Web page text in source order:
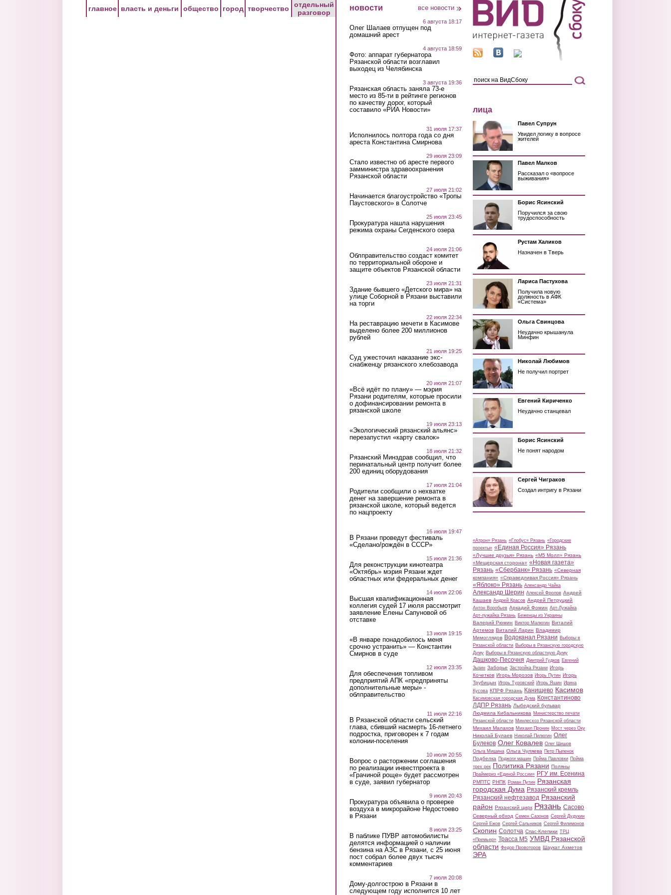
главное власть и деньги общество город творчество
отдельный
разговор
новости все новости
6 августа 18:17
Олег Шалаев отпущен под
домашний арест
4 августа 18:59
Фото: аппарат губернатора
Рязанской области возглавил
выходец из Челябинска
3 августа 19:36
Рязанская область заняла 73-е
место из 85-ти в рейтинге регионов
по качеству дорог, который
составило «РИА Новости»
31 июля 17:37
Исполнилось полтора года со дня
ареста Константина Смирнова
29 июля 23:09
Стало известно об аресте первого
замминистра здравоохранения
Рязанской области
27 июля 21:02
Начинается благоустройство «Тропы
Паустовского» в Солотче
25 июля 23:45
Прокуратура нашла нарушения
режима охраны Сегденского озера
24 июля 21:06
Облправительство создаст комитет
по территориальной обороне и
защите объектов Рязанской области
23 июля 21:31
Здание бывшего «Детского мира» на
улице Соборной в Рязани выставили
на торги
22 июля 22:34
На реставрацию мечети в Касимове
выделено более 200 миллионов
рублей
21 июля 19:25
Суд ужесточил наказание экс-
снабженцу рязанского хлебозавода
20 июля 21:07
«Всё идёт по плану» — мэрия
Рязани родителям, которые просили
о дофинансировании ремонта в
рязанской школе
19 июля 23:13
«Экологический рязанский альянс»
перезапустил «карту свалок»
18 июля 21:32
Рязанский Минздрав сообщил, что
перинатальный центр получит более
200 единиц оборудования
17 июля 21:04
Родители сообщили о нехватке
денег на завершение ремонта в
рязанской школе, который ведется
по нацпроекту
16 июля 19:47
В Рязани проведут фестиваль
«Сделано/рождён в СССР»
15 июля 21:36
Для реконструкции кинотеатра
«Октябрь» мэрия Рязани ждет
областных или федеральных денег
14 июля 22:06
Высшая квалификационная
коллегия судей 17 июля рассмотрит
заявление Елены Сапуновой об
отставке
13 июля 19:15
«В январе понадобилось меня
срочно устранить» — Константин
Смирнов в суде
12 июля 23:35
Для обеспечения топливом
предприятий АПК «предприняты
дополнительные меры» -
облправительство
11 июля 22:16
В Рязанской области сельский
глава, сбивший насмерть 16-летнего
подростка, приговорен к 7 годам
колонии-поселения
10 июля 20:55
Вопрос о расторжении соглашения
по реализации инвестпроекта в
«Грачиной роще» будет рассмотрен
в суде, заявил губернатор
9 июля 20:43
Прокуратура объявила о проверке
воздуха в микрорайоне Недостоево
в Рязани
8 июля 23:25
В паблике ПУВР автомобилисты
делятся информацией о наличии
бензина на АЗС в Рязани, с 25 июня
пост собрал более двух тысяч
комментариев
7 июля 20:08
Дому-долгострою в Рязани в
следующем году исполнится 10 лет
лица
Павел Супрун
Увидел логику в вопросе
жителей
Павел Малков
Рассказал о «вопросе
выживания»
Борис Ясинский
Поручился за свою
трудоспособность
Рустам Халиков
Назначен в Тверь
Лариса Пастухова
Получила новую
должность в АФК
«Система»
Ольга Свинцова
Неудачно крышанула
Минфин
Николай Любимов
Не получил портрет
Евгений Кириченко
Неудачно станцевал
Борис Ясинский
Не понят народом
Сергей Чиграков
Создал интригу в Рязани
«Атрон» Рязань «Глобус» Рязань «Городские
проекты» «Единая Россия» Рязань
«Лучшие друзья» Рязань «М5 Молл» Рязань
«Мещерская сторона» «Новая газета»
Рязань «Сбербанк» Рязань «Северная
компания» «Справедливая Россия» Рязань
«Яблоко» Рязань Александр Чайка
Александр Шерин Алексей Фролов Андрей
Кашаев Андрей Красов Андрей Петруцкий
Антон Воробьев Аркадий Фомин Арт-Лужайка
Арт-лужайка Рязань Беженцы из Украины
Валерий Рюмин Виктор Малюгин Виталий
Артемов Виталий Ларин Владимир
Мимоглядов Водоканал Рязани Выборы в
Рязанской области Выборы в Рязанскую городскую
Думу Выборы в Рязанскую областную Думу
Дашково-Песочня Дмитрий Гудков Евгений
Зызин Заборье Застройка Рязани Игорь
Кочетков Игорь Морозов Игорь Путин Игорь
Трубицын Игорь Туровский Игорь Яшин Ирина
Кусова КПРФ Рязань Канищево Касимов
Касимовская городская Дума Константиново
ЛДПР Рязань Лыбедский бульвар
Людмила Кибальникова Министерство печати
Рязанской области Минлесхоз Рязанской области
Михаил Малахов Михаил Пронин Мост через Оку
Николай Булаев Николай Пилюгин Олег
Булеков Олег Ковалев Олег Шишов
Ольга Мишина Ольга Чуляева Петр Пыленок
Подбелка Поджоги машин Пойма Павловки Пойма
трех рек Политика Рязани Поляны
Праймериз «Единой России» РГУ им. Есенина
РМПТС РНПК Роман Путин Рязанская
городская Дума Рязанский кремль
Рязанский нефтезавод Рязанский
район Рязанский цирк Рязань Сасово
Северный обход Семен Сазонов Сергей Дудукин
Сергей Ежов Сергей Сальников Сергей Филимонов
Скопин Солотча Спас-Клепики ТРЦ
«Премьер» Трасса М5 УМВД Рязанской
области Федор Провоторов Шаукат Ахметов
ЭРА